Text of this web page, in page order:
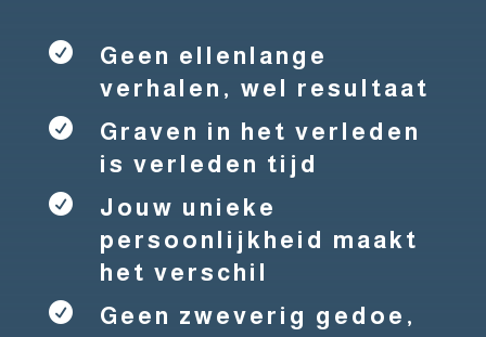

Geen ellenlange
verhalen, wel resultaat

Graven in het verleden
is verleden tijd

Jouw unieke
persoonlijkheid maakt
het verschil

Geen zweverig gedoe,